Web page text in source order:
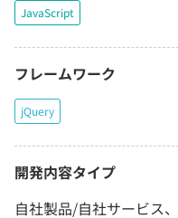
JavaScript
フレームワーク
jQuery
開発内容タイプ
自社製品/自社サービス